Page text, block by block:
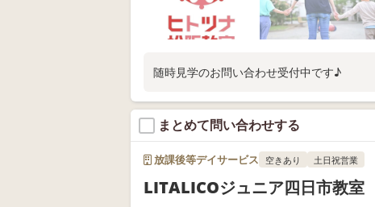
随時見学のお問い合わせ受付中です♪
まとめて問い合わせする
放課後等デイサービス 空きあり 土日祝営業
LITALICOジュニア四日市教室